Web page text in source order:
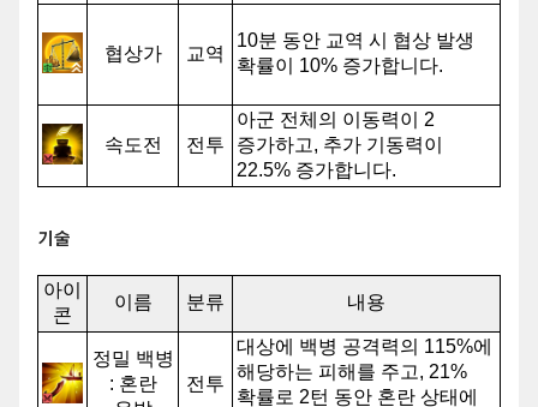
협상가
교역
10분 동안 교역 시 협상 발생
확률이 10% 증가합니다.
속도전 전투
아군 전체의 이동력이 2
증가하고, 추가 기동력이
22.5% 증가합니다.
기술
아이
콘
이름 분류 내용
정밀 백병
: 혼란
전투
대상에 백병 공격력의 115%에
해당하는 피해를 주고, 21%
확률로 2턴 동안 혼란 상태에